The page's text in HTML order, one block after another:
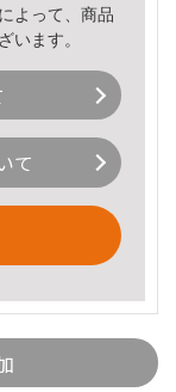
よって、商品
います。
て